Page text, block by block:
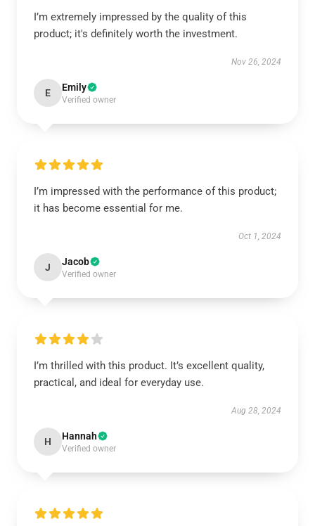
I’m extremely impressed by the quality of this
product; it's definitely worth the investment.
Nov 26, 2024
E Emily
Verified owner
I’m impressed with the performance of this product;
it has become essential for me.
Oct 1, 2024
J Jacob
Verified owner
I’m thrilled with this product. It’s excellent quality,
practical, and ideal for everyday use.
Aug 28, 2024
H Hannah
Verified owner